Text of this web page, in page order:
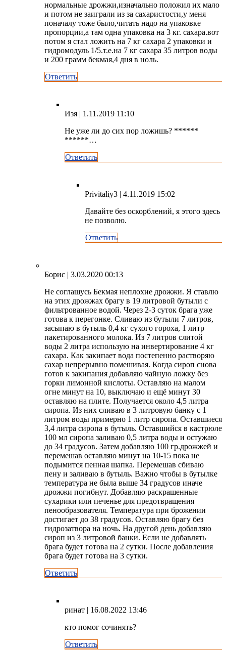
нормальные дрожжи,изначально положил их мало
и потом не заиграли из за сахаристости,у меня
поначалу тоже было,читать надо на упаковке
пропорции,а там одна упаковка на 3 кг. сахара.вот
потом я стал ложить на 7 кг сахара 2 упаковки и
гидромодуль 1/5.т.е.на 7 кг сахара 35 литров воды
и 200 грамм бекмая,4 дня в ноль.
Ответить
Изя | 1.11.2019 11:10
Не уже ли до сих пор ложишь? ******
******…
Ответить
Privitaliy3 | 4.11.2019 15:02
Давайте без оскорблений, я этого здесь
не позволю.
Ответить
Борис | 3.03.2020 00:13
Не соглашусь Бекмая неплохие дрожжи. Я ставлю
на этих дрожжах брагу в 19 литровой бутыли с
фильтрованное водой. Через 2-3 суток брага уже
готова к перегонке. Сливаю из бутыли 7 литров,
засыпаю в бутыль 0,4 кг сухого гороха, 1 литр
пакетированного молока. Из 7 литров слитой
воды 2 литра использую на инвертирование 4 кг
сахара. Как закипает вода постепенно растворяю
сахар непрерывно помешивая. Когда сироп снова
готов к закипания добавляю чайную ложку без
горки лимонной кислоты. Оставляю на малом
огне минут на 10, выключаю и ещё минут 30
оставляю на плите. Получается около 4,5 литра
сиропа. Из них сливаю в 3 литровую банку с 1
литром воды примерно 1 литр сиропа. Оставшиеся
3,4 литра сиропа в бутыль. Оставшийся в кастрюле
100 мл сиропа заливаю 0,5 литра воды и остужаю
до 34 градусов. Затем добавляю 100 гр.дрожжей и
перемешав оставляю минут на 10-15 пока не
подымится пенная шапка. Перемешав сбиваю
пену и заливаю в бутыль. Важно чтобы в бутылке
температура не была выше 34 градусов иначе
дрожжи погибнут. Добавляю раскрашенные
сухарики или печенье для предотвращения
пенообразователя. Температура при брожении
достигает до 38 градусов. Оставляю брагу без
гидрозатвора на ночь. На другой день добавляю
сироп из 3 литровой банки. Если не добавлять
брага будет готова на 2 сутки. После добавления
брага будет готова на 3 сутки.
Ответить
ринат | 16.08.2022 13:46
кто помог сочинять?
Ответить